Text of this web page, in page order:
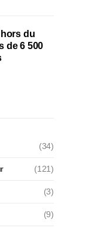
hors du
de 6 500
(34)
(121)
(3)
(9)